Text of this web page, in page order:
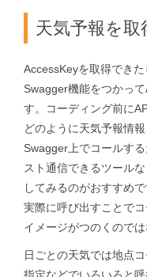
天気予報を取
AccessKeyを取得でき
Swagger機能をつかっ
す。コーディング前に
どのように天気予報情
Swagger上でコールす
スト通信できるツール
してみるのがおすすめで
実際に呼び出すことで
イメージがつのくのでは
日ごとの天気では地点